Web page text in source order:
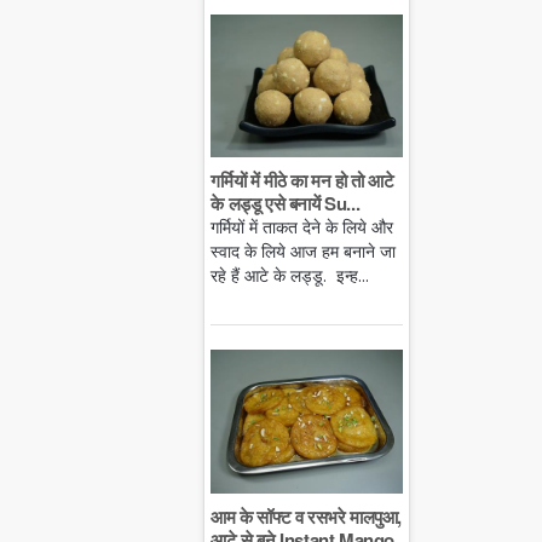
गर्मियों में मीठे का मन हो तो आटे
के लड्डू एसे बनायें Su...
गर्मियों में ताकत देने के लिये और
स्वाद के लिये आज हम बनाने जा
रहे हैं आटे के लड्डू. इन्ह...
आम के सॉफ्ट व रसभरे मालपुआ,